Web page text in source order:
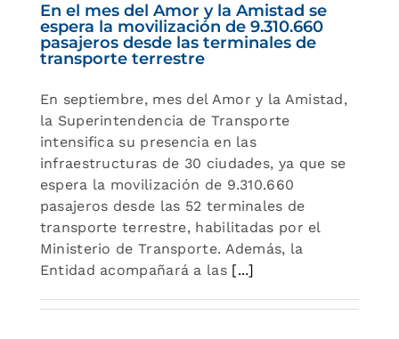
En el mes del Amor y la Amistad se
espera la movilización de 9.310.660
pasajeros desde las terminales de
transporte terrestre
En septiembre, mes del Amor y la Amistad,
la Superintendencia de Transporte
intensifica su presencia en las
infraestructuras de 30 ciudades, ya que se
espera la movilización de 9.310.660
pasajeros desde las 52 terminales de
transporte terrestre, habilitadas por el
Ministerio de Transporte. Además, la
Entidad acompañará a las [...]